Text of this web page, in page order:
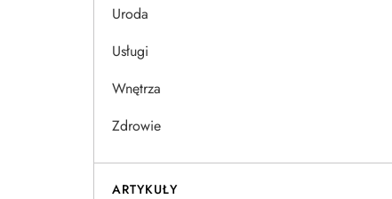
Uroda
Usługi
Wnętrza
Zdrowie
ARTYKUŁY